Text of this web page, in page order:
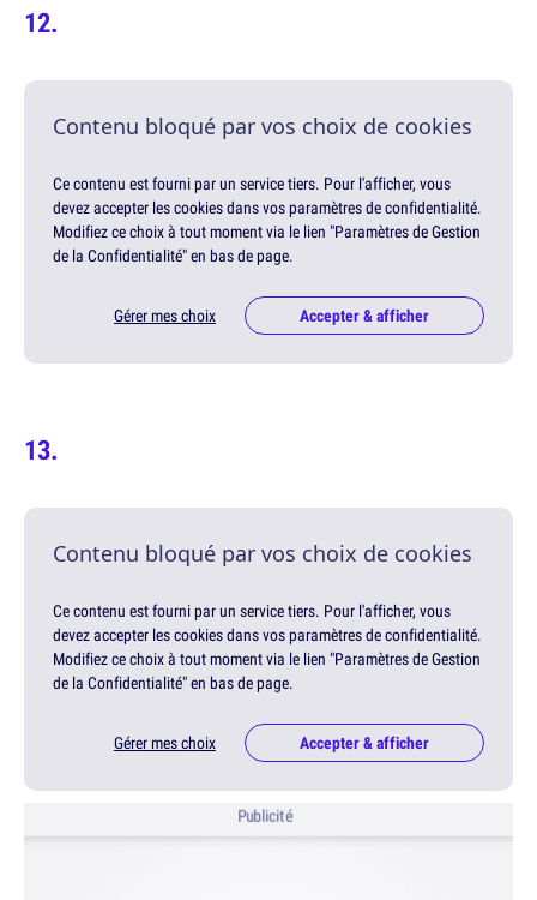
Contenu bloqué par vos choix de cookies
Ce contenu est fourni par un service tiers. Pour l'afficher, vous
devez accepter les cookies dans vos paramètres de confidentialité.
Modifiez ce choix à tout moment via le lien "Paramètres de Gestion
de la Confidentialité" en bas de page.
Gérer mes choix Accepter & afficher
Contenu bloqué par vos choix de cookies
Ce contenu est fourni par un service tiers. Pour l'afficher, vous
devez accepter les cookies dans vos paramètres de confidentialité.
Modifiez ce choix à tout moment via le lien "Paramètres de Gestion
de la Confidentialité" en bas de page.
Gérer mes choix Accepter & afficher
Publicité